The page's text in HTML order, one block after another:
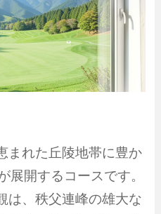
まれた丘陵地帯に豊か
展開するコースです。
は、秩父連峰の雄大な